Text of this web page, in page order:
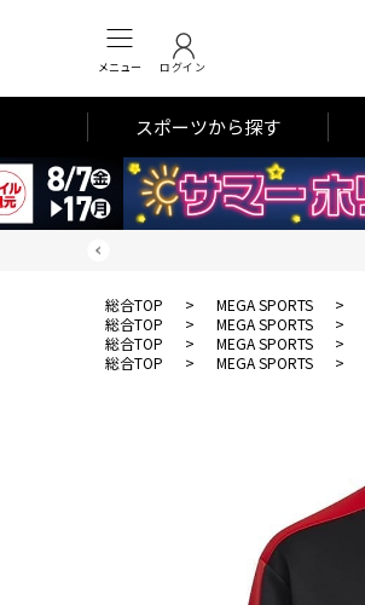
メニュー ログイン
スポーツから探す
総合TOP > MEGA SPORTS >
総合TOP
> MEGA SPORTS >
総合TOP
> MEGA SPORTS >
総合TOP
> MEGA SPORTS >